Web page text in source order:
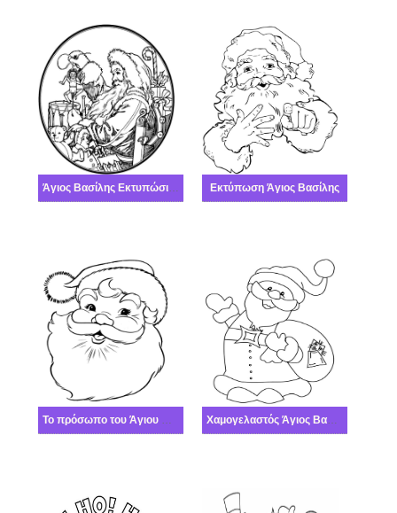
Άγιος Βασίλης Εκτυπώσιμο Εκτύπωση Άγιος Βασίλης
Το πρόσωπο του Άγιου Βασίλη χαριτωμένος Χαμογελαστός Άγιος Βασίλης